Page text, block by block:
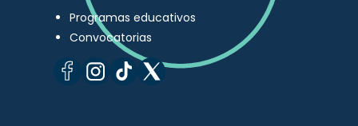
Programas educativos
Convocatorias